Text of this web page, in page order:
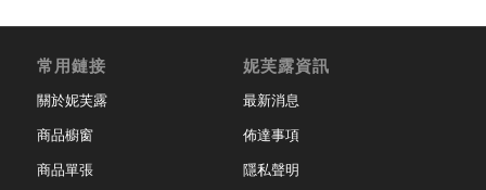
常用鏈接
關於妮芙露
商品櫥窗
商品單張
妮芙露資訊
最新消息
佈達事項
隱私聲明